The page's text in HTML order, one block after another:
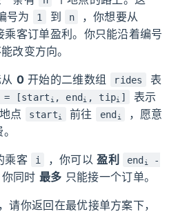
号为 1 到 n ，你想要从
乘客订单盈利。你只能沿着编号
改变方向。
0开始的二维数组 rides
表
[start i , endi , tipi ]
表示
点 starti 前往 endi
，愿意
乘客 i ，你可以盈利 endi
-
同时 最多 只能接一个订单。
，请你返回在最优接单方案下，